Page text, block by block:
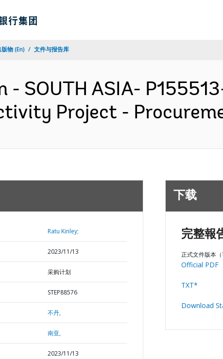
物 (En) 文件与报告库
- SOUTH ASIA-
Project -
Ratu Kinley;
2023/11/13
采购计划
STEP88576
不丹,
南亚,
2023/11/13
下载
完整報
正式文件版本（
Official PDF
TXT*
Download